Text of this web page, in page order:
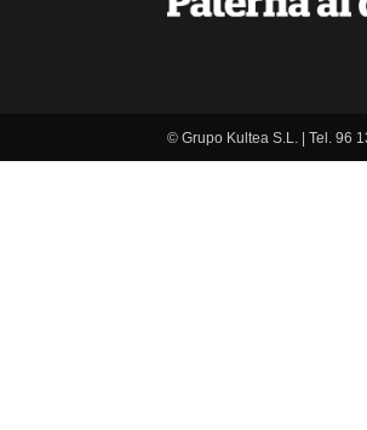
© Grupo Kultea S.L. | Tel. 96